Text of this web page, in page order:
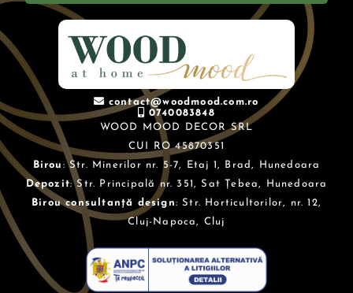
contact@woodmood.com.ro
0740083848
WOOD MOOD DECOR SRL
CUI RO 45870351
Birou : Str. Minerilor nr. 5-7, Etaj 1, Brad, Hunedoara
Depozit: Str. Principală nr. 351, Sat Țebea, Hunedoara
Birou consultanță design: Str. Horticultorilor, nr. 12,
Cluj-Napoca, Cluj